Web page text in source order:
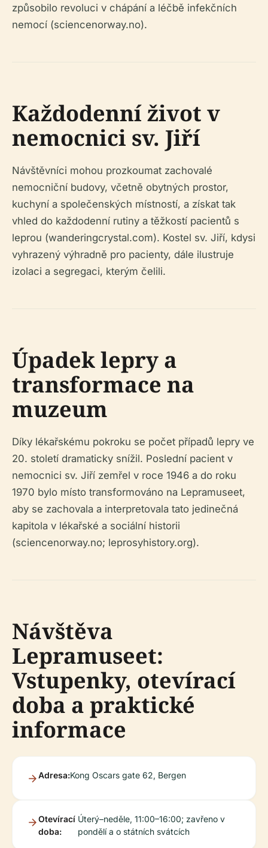
způsobilo revoluci v chápání a léčbě infekčních
nemocí (sciencenorway.no).
Každodenní život v
nemocnici sv. Jiří
Návštěvníci mohou prozkoumat zachovalé
nemocniční budovy, včetně obytných prostor,
kuchyní a společenských místností, a získat tak
vhled do každodenní rutiny a těžkostí pacientů s
leprou (wanderingcrystal.com). Kostel sv. Jiří, kdysi
vyhrazený výhradně pro pacienty, dále ilustruje
izolaci a segregaci, kterým čelili.
Úpadek lepry a
transformace na
muzeum
Díky lékařskému pokroku se počet případů lepry ve
20. století dramaticky snížil. Poslední pacient v
nemocnici sv. Jiří zemřel v roce 1946 a do roku
1970 bylo místo transformováno na Lepramuseet,
aby se zachovala a interpretovala tato jedinečná
kapitola v lékařské a sociální historii
(sciencenorway.no; leprosyhistory.org).
Návštěva
Lepramuseet:
Vstupenky, otevírací
doba a praktické
informace
Adresa:Kong Oscars gate 62, Bergen
Otevírací
doba:
Úterý–neděle, 11:00–16:00; zavřeno v
pondělí a o státních svátcích